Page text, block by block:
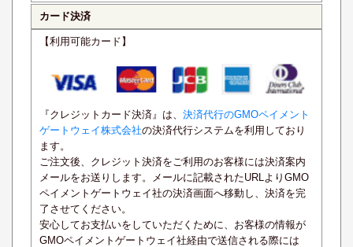
カード決済
【利用可能カード】
『クレジットカード決済』は、 決済代行のGMOペイメント
ゲートウェイ株式会社の決済代行システムを利用しており
ます。
ご注文後、クレジット決済をご利用のお客様には決済案内
メールをお送りします。メールに記載されたURLよりGMO
ペイメントゲートウェイ社の決済画面へ移動し、決済を完
了させてください。
安心してお支払いをしていただくために、お客様の情報が
GMOペイメントゲートウェイ社経由で送信される際には